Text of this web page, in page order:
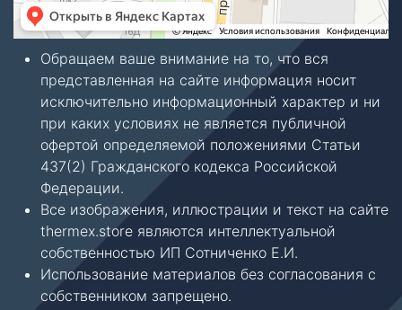
Обращаем ваше внимание на то, что вся
представленная на сайте информация носит
исключительно информационный характер и ни
при каких условиях не является публичной
офертой определяемой положениями Статьи
437(2) Гражданского кодекса Российской
Федерации.
Все изображения, иллюстрации и текст на сайте
thermex.store являются интеллектуальной
собственностью ИП Сотниченко Е.И.
Использование материалов без согласования с
собственником запрещено.